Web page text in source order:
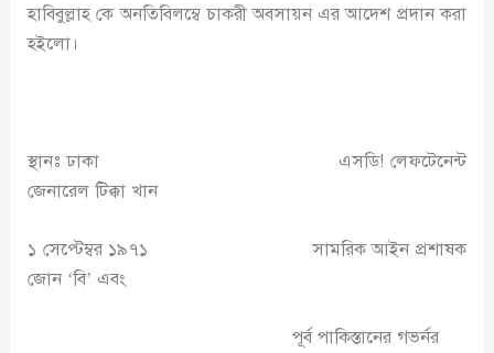
হাবিবুল্লাহ কে অনতিবিলম্বে চাকরী অবসায়ন এর আদেশ প্রদান করা
হইলো।
স্থানঃ ঢাকা এসডি! লেফটেনেন্ট
জেনারেল টিক্কা খান
১ সেপ্টেম্বর ১৯৭১ সামরিক আইন প্রশাষক
জোন ‘বি’ এবং
পূর্ব পাকিস্তানের গভর্নর